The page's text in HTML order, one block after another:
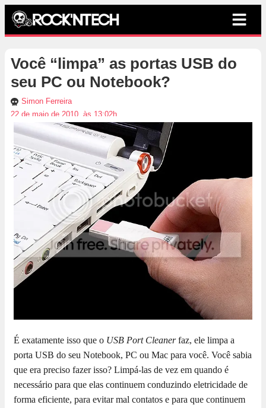
Você “limpa” as portas USB do
seu PC ou Notebook?
Simon Ferreira
22 de maio de 2010, às 13:02h
É exatamente isso que o USB Port Cleanerfaz, ele limpa a
porta USB do seu Notebook, PC ou Mac para você. Você sabia
que era preciso fazer isso? Limpá-las de vez em quando é
necessário para que elas continuem conduzindo eletricidade de
forma eficiente, para evitar mal contatos e para que continuem